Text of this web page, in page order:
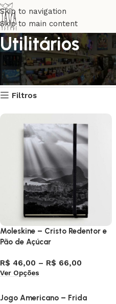
Skip to navigation
Skip to main content
Utilitários
Início Utilitários Página 30
Exibindo 697–720 de 740
Filtros
Moleskine – Cristo Redentor e
Pão de Açúcar
R$ 46,00 – R$ 66,00
Ver Opções
Jogo Americano – Frida